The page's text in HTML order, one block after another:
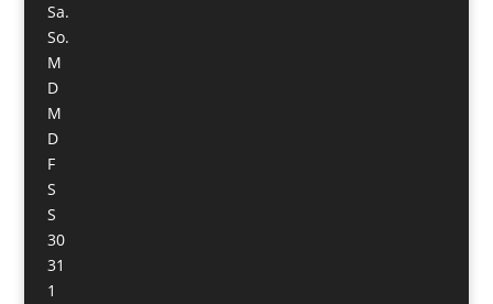
Sa.
So.
M
D
M
D
F
S
S
30
31
1